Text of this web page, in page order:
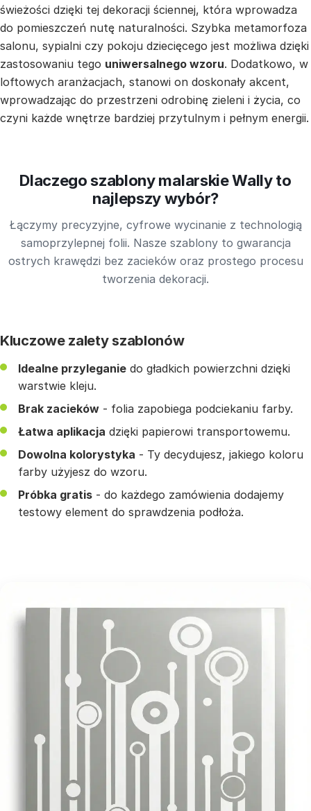
świeżości dzięki tej dekoracji ściennej, która wprowadza
do pomieszczeń nutę naturalności. Szybka metamorfoza
salonu, sypialni czy pokoju dziecięcego jest możliwa dzięki
zastosowaniu tego uniwersalnego wzoru. Dodatkowo, w
loftowych aranżacjach, stanowi on doskonały akcent,
wprowadzając do przestrzeni odrobinę zieleni i życia, co
czyni każde wnętrze bardziej przytulnym i pełnym energii.
Dlaczego szablony malarskie Wally to
najlepszy wybór?
Łączymy precyzyjne, cyfrowe wycinanie z technologią
samoprzylepnej folii. Nasze szablony to gwarancja
ostrych krawędzi bez zacieków oraz prostego procesu
tworzenia dekoracji.
Kluczowe zalety szablonów
Idealne przyleganie do gładkich powierzchni dzięki
warstwie kleju.
Brak zacieków - folia zapobiega podciekaniu farby.
Łatwa aplikacja dzięki papierowi transportowemu.
Dowolna kolorystyka - Ty decydujesz, jakiego koloru
farby użyjesz do wzoru.
Próbka gratis - do każdego zamówienia dodajemy
testowy element do sprawdzenia podłoża.